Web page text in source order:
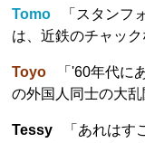
Tomo 「スタンフ
は、近鉄のチャック
Toyo 「'60年代に
の外国人同士の大乱
Tessy 「あれはす